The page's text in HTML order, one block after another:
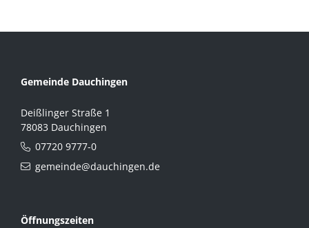
Gemeinde Dauchingen
Deißlinger Straße 1
78083 Dauchingen
07720 9777-0
gemeinde@dauchingen.de
Öffnungszeiten